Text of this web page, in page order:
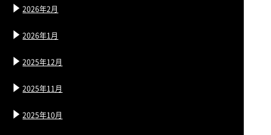
2026年2月
2026年1月
2025年12月
2025年11月
2025年10月